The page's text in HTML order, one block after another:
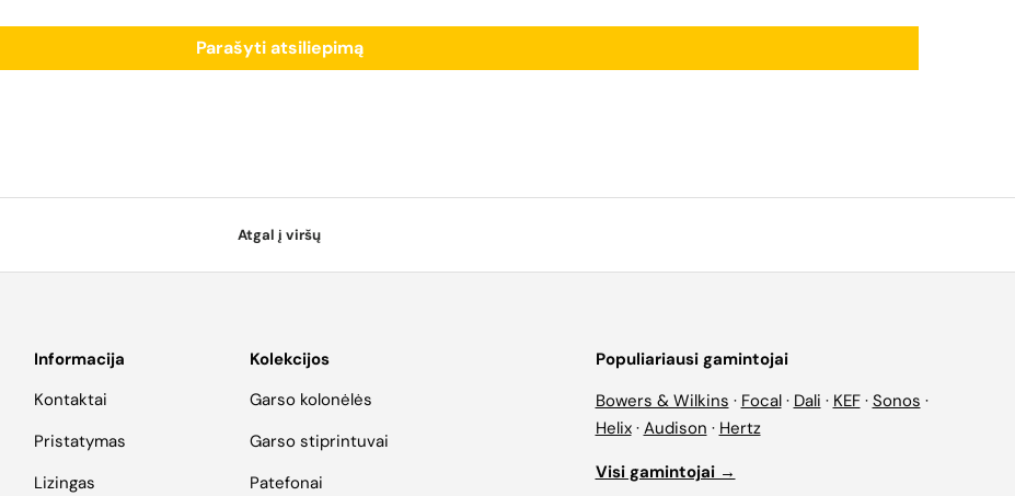
Parašyti atsiliepimą
Atgal į viršų
Informacija
Kontaktai
Pristatymas
Lizingas
Kolekcijos
Garso kolonėlės
Garso stiprintuvai
Patefonai
Populiariausi gamintojai
Bowers & Wilkins · Focal· Dali · KEF· Sonos ·
Helix· Audison · Hertz
Visi gamintojai →